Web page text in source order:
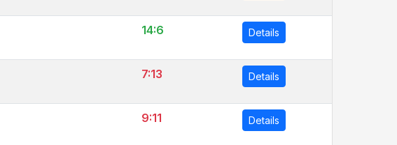
14:6 Details
7:13 Details
9:11 Details